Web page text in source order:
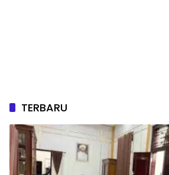
TERBARU